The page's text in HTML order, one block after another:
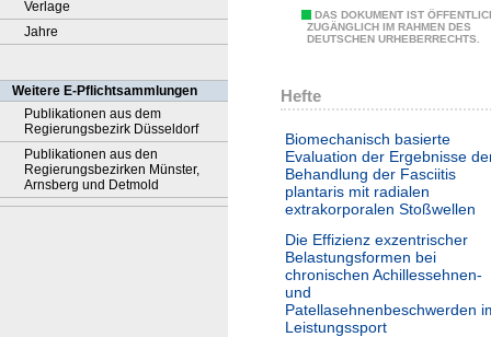
Verlage
Jahre
Weitere E-Pflichtsammlungen
Publikationen aus dem
Regierungsbezirk Düsseldorf
Publikationen aus den
Regierungsbezirken Münster,
Arnsberg und Detmold
DAS DOKUMENT IST
ZUGÄNGLICH IM RAHMEN DES
DEUTSCHEN URHEBERRECHTS.
Hefte
Biomechanisch basierte
Evaluation der Ergebnisse
Behandlung der Fasciitis
plantaris mit radialen
extrakorporalen Stoßwellen
Die Effizienz exzentrischer
Belastungsformen bei
chronischen Achillessehnen-
und
Patellasehnenbeschwerden
Leistungssport